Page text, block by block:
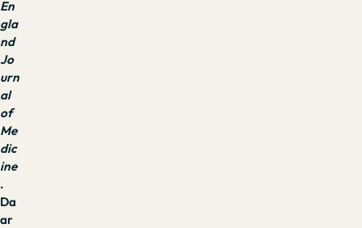
En
gla
nd
Jo
urn
al
of
Me
dic
ine
.
Da
ar